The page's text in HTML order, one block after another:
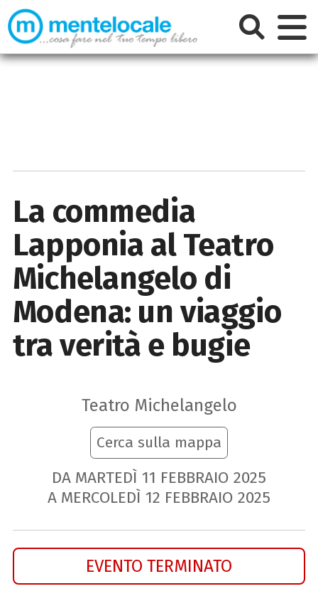
La commedia
Lapponia al Teatro
Michelangelo di
Modena: un viaggio
tra verità e bugie
Teatro Michelangelo
Cerca sulla mappa
DA MARTEDÌ 11 FEBBRAIO 2025
A MERCOLEDÌ 12 FEBBRAIO 2025
EVENTO TERMINATO